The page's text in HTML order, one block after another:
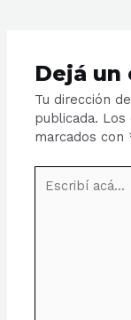
Dejá
Tu dirección
publicada. Los
marcados con
acá...